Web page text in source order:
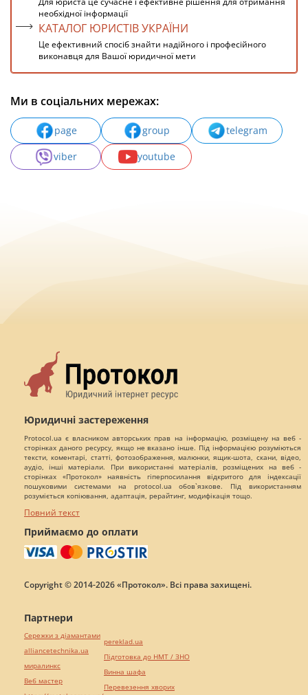
необхідної інформації
КАТАЛОГ ЮРИСТІВ УКРАЇНИ
Це ефективний спосіб знайти надійного і професійного
виконавця для Вашої юридичної мети
Ми в соціальних мережах:
page group
telegram
viber
youtube
Юридичні застереження
Protocol.ua є власником авторських прав на інформацію, розміщену на веб -
сторінках даного ресурсу, якщо не вказано інше. Під інформацією розуміються
тексти, коментарі, статті, фотозображення, малюнки, ящик-шота, скани, відео,
аудіо, інші матеріали. При використанні матеріалів, розміщених на веб -
сторінках «Протокол» наявність гіперпосилання відкритого для індексації
пошуковими системами на protocol.ua обов`язкове. Під використанням
розуміється копіювання, адаптація, рерайтинг, модифікація тощо.
Повний текст
Приймаємо до оплати
Copyright © 2014-2026 «Протокол». Всі права захищені.
Партнери
Сережки з діамантами
alliancetechnika.ua
миралинкс
Веб мастер
pereklad.ua
Підготовка до НМТ / ЗНО
Винна шафа
Перевезення хворих